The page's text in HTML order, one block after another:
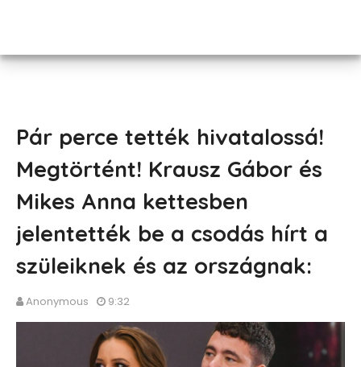
Pár perce tették hivatalossá!
Megtörtént! Krausz Gábor és
Mikes Anna kettesben
jelentették be a csodás hírt a
szüleiknek és az országnak:
Anonymous 9:32